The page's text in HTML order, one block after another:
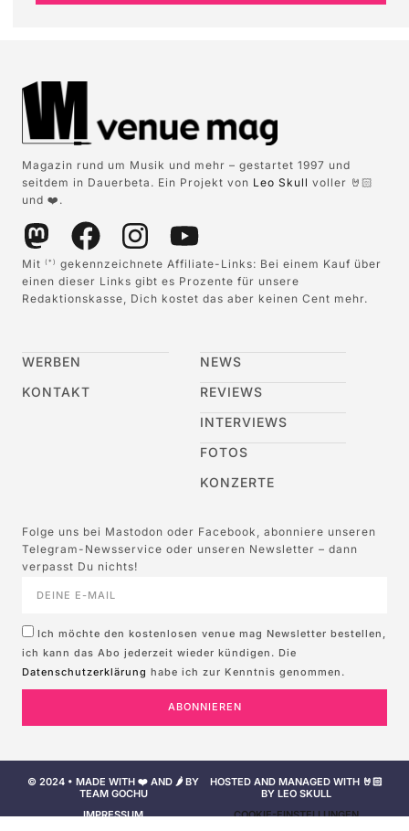
Magazin rund um Musik und mehr – gestartet 1997 und
seitdem in Dauerbeta. Ein Projekt von Leo Skull voller 🤘🏻
und ❤️.
Mit (*)
gekennzeichnete Affiliate-Links: Bei einem Kauf über
einen dieser Links gibt es Prozente für unsere
Redaktionskasse, Dich kostet das aber keinen Cent mehr.
WERBEN
KONTAKT
NEWS
REVIEWS
INTERVIEWS
FOTOS
KONZERTE
Folge uns bei Mastodon oder Facebook, abonniere unseren
Telegram-Newsservice oder unseren Newsletter – dann
verpasst Du nichts!
Ich möchte den kostenlosen venue mag Newsletter bestellen,
ich kann das Abo jederzeit wieder kündigen. Die
Datenschutzerklärung habe ich zur Kenntnis genommen.
ABONNIEREN
© 2024 • MADE WITH ❤️ AND 🌶️ BY
TEAM GOCHU
HOSTED AND MANAGED WITH 🤘🏻
BY LEO SKULL
IMPRESSUM
COOKIE-EINSTELLUNGEN